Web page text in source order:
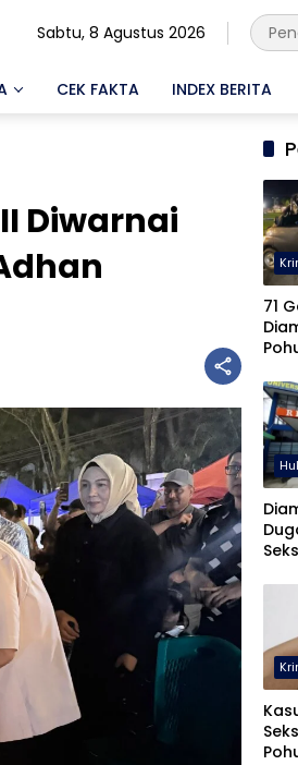
Sabtu, 8 Agustus 2026
CEK FAKTA INDEX BERITA
Diwarnai
71